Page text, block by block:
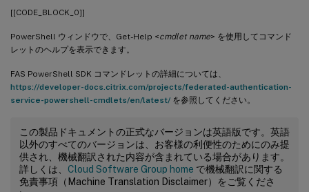
[[CODE_BLOCK_0]]
PowerShell ウィンドウで、Get-Help <cmdlet name> を使用してコマンド
レットのヘルプを表示できます。
FAS PowerShell SDK コマンドレットの詳細については、
https://developer-docs.citrix.com/projects/federated-authentication-
service-powershell-cmdlets/en/latest/ を参照してください。
この製品ドキュメントの正式なバージョンは英語版です。英語
以外のすべてのバージョンは、お客様の利便性のためにのみ提
供され、機械翻訳された内容が含まれている場合があります。
詳しくは、 Cloud Software Group home で機械翻訳に関する
免責事項（Machine Translation Disclaimer）をご覧くださ